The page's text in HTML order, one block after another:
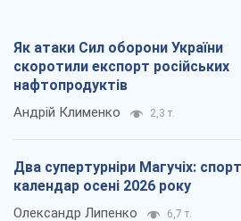
Як атаки Сил оборони України
скоротили експорт російських
нафтопродуктів
Андрій Клименко 2,3 т.
Два супертурніри Магучіх:
календар осені 2026 року
Олександр Липенко 6,7 т.